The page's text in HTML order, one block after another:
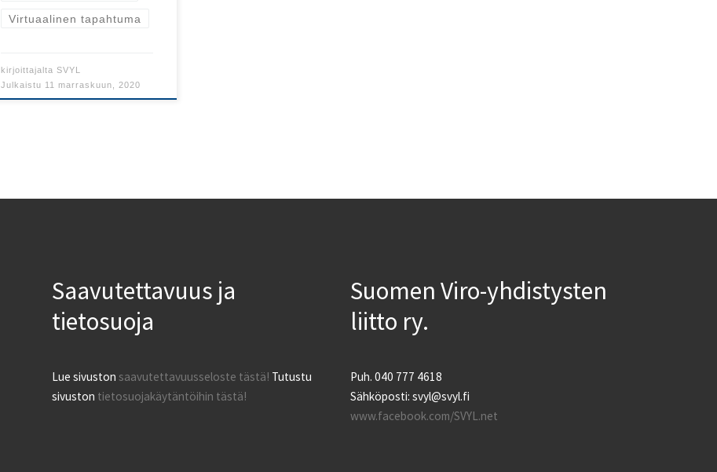
Virtuaalinen tapahtuma
kirjoittajaltaSVYL
Julkaistu 11 marraskuun, 2020
Saavutettavuus ja
tietosuoja
Lue sivuston saavutettavuusseloste tästä! Tutustu
sivuston tietosuojakäytäntöihin tästä!
Suomen Viro-yhdistysten
liitto ry.
Puh. 040 777 4618
Sähköposti: svyl@svyl.fi
www.facebook.com/SVYL.net